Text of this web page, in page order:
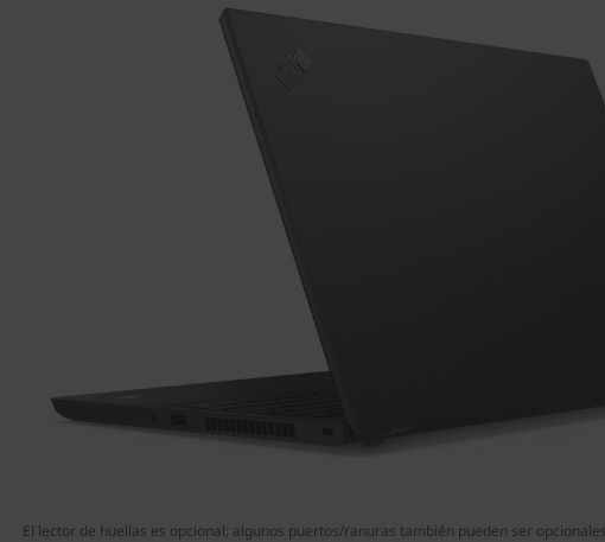
El lector de huellas es opcional; algunos puertos/ranuras también pueden ser